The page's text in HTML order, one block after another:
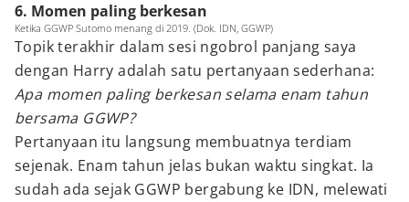
6. Momen paling berkesan
Ketika GGWP Sutomo menang di 2019. (Dok. IDN, GGWP)
Topik terakhir dalam sesi ngobrol panjang saya
dengan Harry adalah satu pertanyaan sederhana:
Apa momen paling berkesan selama enam tahun
bersama GGWP?
Pertanyaan itu langsung membuatnya terdiam
sejenak. Enam tahun jelas bukan waktu singkat. Ia
sudah ada sejak GGWP bergabung ke IDN, melewati